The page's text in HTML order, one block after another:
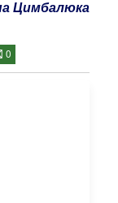
Цимбалюка
0